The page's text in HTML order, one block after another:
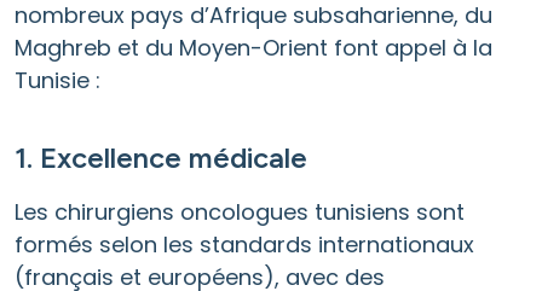
nombreux pays d’Afrique subsaharienne, du
Maghreb et du Moyen-Orient font appel à la
Tunisie :
1. Excellence médicale
Les chirurgiens oncologues tunisiens sont
formés selon les standards internationaux
(français et européens), avec des